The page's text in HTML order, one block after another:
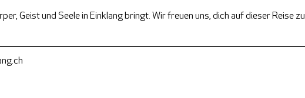
Geist und Seele in Einklang bringt. Wir freuen uns, dich auf dieser Reise zu